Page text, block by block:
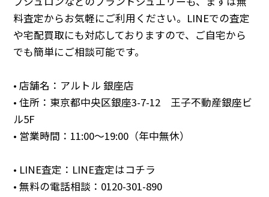
料査定からお気軽にご利用ください。LINEでの査定
や宅配買取にも対応しておりますので、ご自宅から
でも簡単にご相談可能です。
• 店舗名：アルトル 銀座店
• 住所：東京都中央区銀座3-7-12 王子不動産銀座ビ
ル5F
• 営業時間：11:00～19:00（年中無休）
• LINE査定： LINE査定はコチラ
• 無料の電話相談： 0120-301-890